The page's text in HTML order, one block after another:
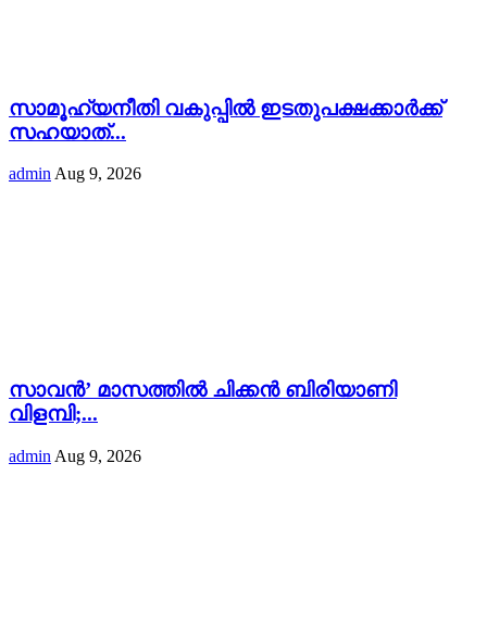
സാമൂഹ്യനീതി വകുപ്പിൽ ഇടതുപക്ഷക്കാർക്ക്
സഹയാത്...
adminAug 9, 2026
സാവന്‍’ മാസത്തില്‍ ചിക്കന്‍ ബിരിയാണി
വിളമ്പി;...
admin Aug 9, 2026